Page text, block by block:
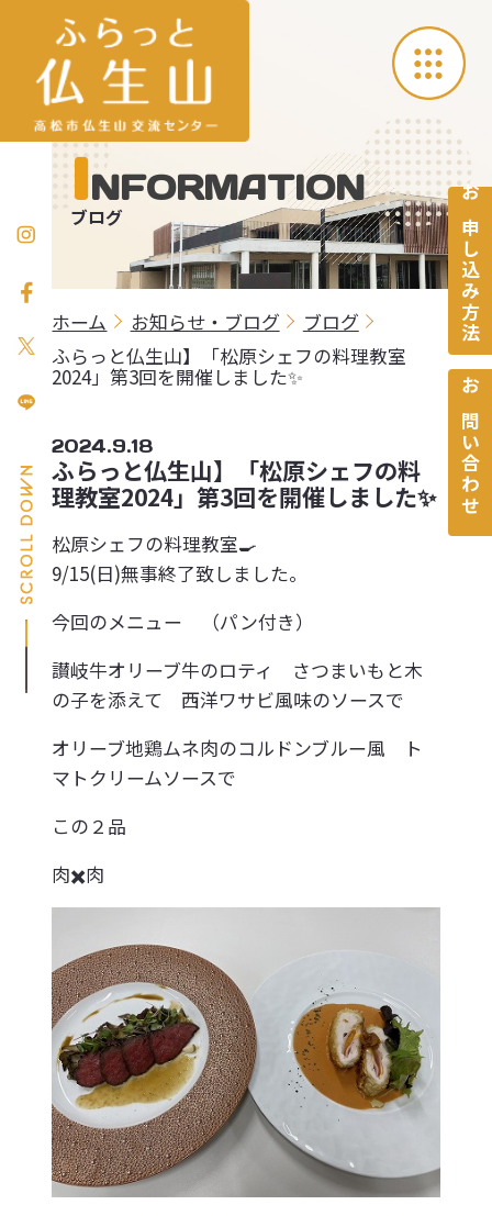
INFORMATION
ブログ
ホーム お知らせ・ブログ
ブログ
ふらっと仏生山】「松原シェフの料理教室
2024」第3回を開催しました✨
2024.9.18
ふらっと仏生山】「松原シェフの料
理教室2024」第3回を開催しました✨
松原シェフの料理教室🍳
9/15(日)無事終了致しました。
今回のメニュー （パン付き）
讃岐牛オリーブ牛のロティ さつまいもと木
の子を添えて 西洋ワサビ風味のソースで
オリーブ地鶏ムネ肉のコルドンブルー風 ト
マトクリームソースで
この２品
肉✖️肉
お申し込み方法
お問い合わせ